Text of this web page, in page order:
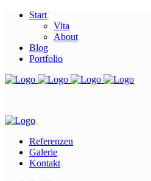
Start
Vita
About
Blog
Portfolio
Referenzen
Galerie
Kontakt